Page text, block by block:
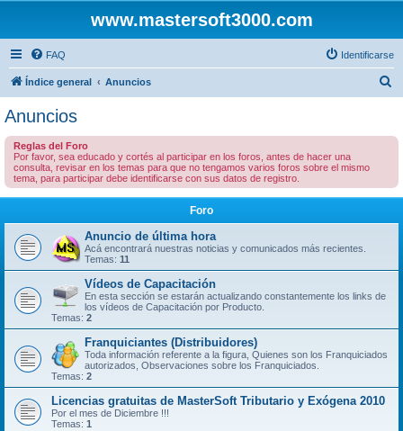
www.mastersoft3000.com
FAQ Identificarse
Índice general Anuncios
r
Anuncios
Reglas del Foro
Por favor, sea educado y cortés al participar en los foros, antes de hacer una
consulta, revisar en los temas para que no tengamos varios foros sobre el mismo
tema, para participar debe identificarse con sus datos de registro.
Foro
Anuncio de última hora
Acá encontrará nuestras noticias y comunicados más recientes.
Temas: 11
Vídeos de Capacitación
En esta sección se estarán actualizando constantemente los links de
los vídeos de Capacitación por Producto.
Temas: 2
Franquiciantes (Distribuidores)
Toda información referente a la figura, Quienes son los Franquiciados
autorizados, Observaciones sobre los Franquiciados.
Temas: 2
Licencias gratuitas de MasterSoft Tributario y Exógena 2010
Por el mes de Diciembre !!!
Temas: 1